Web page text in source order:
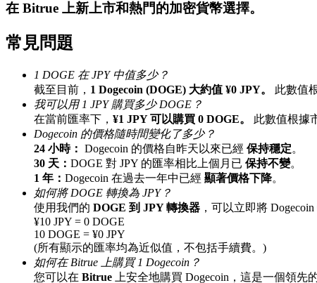
合約指南
合約功能使用指南
交易策略
在 Bitrue 上新上市和熱門的加密貨幣選擇。
常見問題
1 DOGE 在 JPY 中值多少？
截至目前， 1 Dogecoin (DOGE) 大約值 ¥0 JPY。
此數值
我可以用 1 JPY 購買多少 DOGE？
在當前匯率下， ¥1 JPY 可以購買 0 DOGE。
此數值根據
Dogecoin 的價格隨時間變化了多少？
24 小時： Dogecoin 的價格自昨天以來已經 保持穩定。
30 天： DOGE 對 JPY 的匯率相比上個月已 保持不變。
1 年： Dogecoin 在過去一年中已經 顯著價格下降。
如何將 DOGE 轉換為 JPY？
使用我們的 DOGE 到 JPY 轉換器 ，可以立即將
¥10 JPY = 0 DOGE
10 DOGE = ¥0 JPY
(所有顯示的匯率均為近似值，不包括手續費。)
如何在 Bitrue 上購買 1 Dogecoin？
您可以在 Bitrue 上安全地購買 Dogecoin，這是一個領先